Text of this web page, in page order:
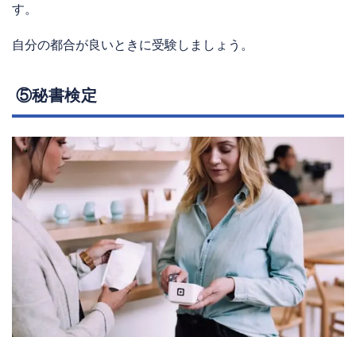
す。
自分の都合が良いときに受験しましょう。
⑤秘書検定